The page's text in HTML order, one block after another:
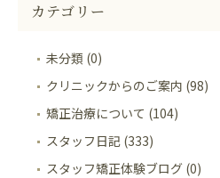
カテゴリー
未分類 (0)
クリニックからのご案内 (98)
矯正治療について (104)
スタッフ日記 (333)
スタッフ矯正体験ブログ (0)